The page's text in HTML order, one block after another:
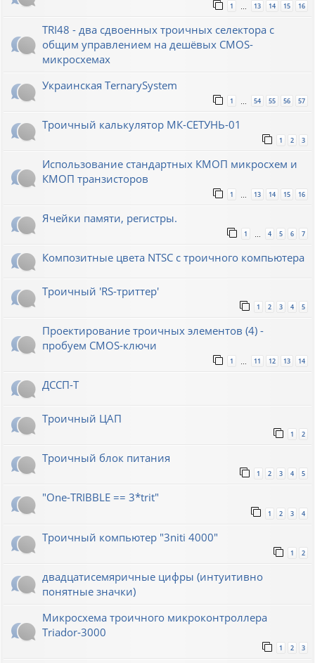
1 13 14 15 16
TRI48 - два сдвоенных троичных селектора с
общим управлением на дешёвых CMOS-
микросхемах
Украинская TernarySystem
1 54 55 56 57
Троичный калькулятор МК-СЕТУНЬ-01
1 2 3
Использование стандартных КМОП микросхем и
КМОП транзисторов
1 13 14 15 16
Ячейки памяти, регистры.
1 … 4 5 6 7
Композитные цвета NTSC с троичного компьютера
Троичный 'RS-триттер'
1 2 3 4 5
Проектирование троичных элементов (4) -
пробуем CMOS-ключи
1 … 11 12 13 14
ДССП-Т
Троичный ЦАП
1 2
Троичный блок питания
1 2 3 4 5
"One-TRIBBLE == 3*trit"
1 2 3 4
Троичный компьютер "3niti 4000"
1 2
двадцатисемяричные цифры (интуитивно
понятные значки)
Микросхема троичного микроконтроллера
Triador-3000
1 2 3